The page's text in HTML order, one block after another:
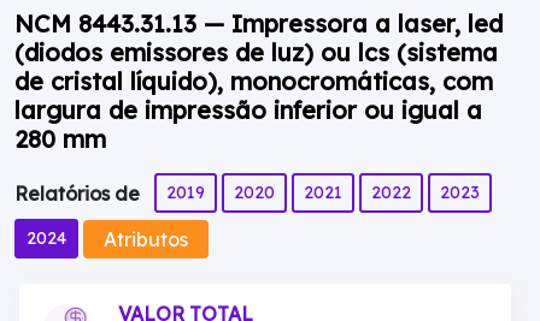
NCM 8443.31.13 — Impressora a laser, led
(diodos emissores de luz) ou lcs (sistema
de cristal líquido), monocromáticas, com
largura de impressão inferior ou igual a
280 mm
Relatórios de 2019 2020 2021 2022 2023
2024 Atributos
VALOR TOTAL